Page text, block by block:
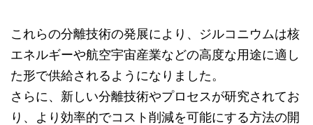
これらの分離技術の発展により、ジルコニウムは核
エネルギーや航空宇宙産業などの高度な用途に適し
た形で供給されるようになりました。
さらに、新しい分離技術やプロセスが研究されてお
り、より効率的でコスト削減を可能にする方法の開